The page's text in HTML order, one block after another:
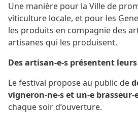
Une manière pour la Ville de
viticulture locale, et pour les
les produits en compagnie des
artisanes qui les produisent.
Des artisan-e-s présentent
Le festival propose au public de
vigneron-ne-s et un-e brasseur-
chaque soir d’ouverture.